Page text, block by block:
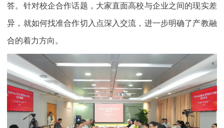
答。针对校企合作话题，大家直面高校与企业之间的现实差
异，就如何找准合作切入点深入交流，进一步明确了产教融
合的着力方向。